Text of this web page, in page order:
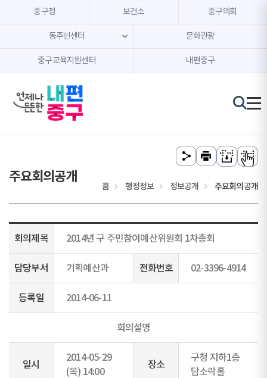
본문 내용 바로가기
주메뉴 바로가기
중구청 보건소 중구의회
동주민센터 문화관광
중구교육지원센터 내편중구
주요회의공개
홈 행정정보 정보공개 주요회의공개
회의제목 2014년 구 주민참여예산위원회 1차총회
담당부서 기획예산과 전화번호 02-3396-4914
등록일 2014-06-11
회의설명
일시
2014-05-29
(목) 14:00
장소
구청 지하1층
담소락홀